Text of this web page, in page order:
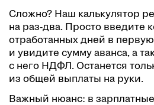
Сложно? Наш калькулятор
на раз-два. Просто введите
отработанных дней в
и увидите сумму аванса, а
с него НДФЛ. Останется
из общей выплаты на руки.
Важный нюанс: в